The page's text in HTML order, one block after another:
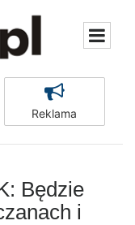
Reklama
Będzie
i